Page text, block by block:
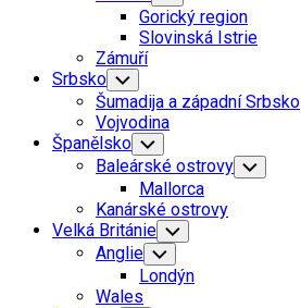
Child
Menu
Gorický region
Slovinská Istrie
Zámuří
Srbsko Toggle
Child
Menu
Šumadija a západní Srbsko
Vojvodina
Španělsko Toggle
Child
Menu
Baleárské ostrovy Toggle
Child
Mallorca
Kanárské ostrovy
Velká Británie Toggle
Child
Menu
Anglie Toggle
Child
Menu
Londýn
Wales